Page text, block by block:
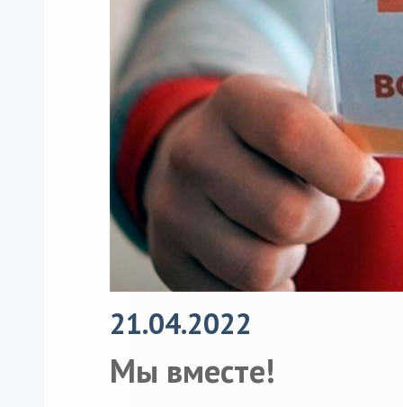
21.04.2022
Мы вместе!